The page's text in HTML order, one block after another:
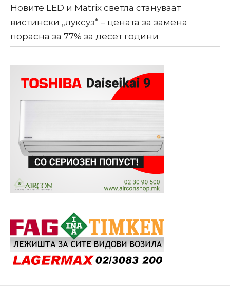
Новите LED и Matrix светла стануваат
вистински „луксуз“ – цената за замена
порасна за 77% за десет години